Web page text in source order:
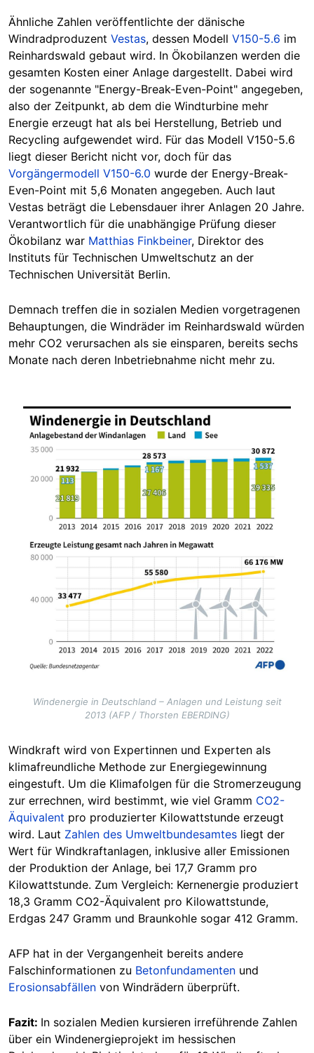
Ähnliche Zahlen veröffentlichte der dänische
Windradproduzent Vestas, dessen Modell V150-5.6 im
Reinhardswald gebaut wird. In Ökobilanzen werden die
gesamten Kosten einer Anlage dargestellt. Dabei wird
der sogenannte "Energy-Break-Even-Point" angegeben,
also der Zeitpunkt, ab dem die Windturbine mehr
Energie erzeugt hat als bei Herstellung, Betrieb und
Recycling aufgewendet wird. Für das Modell V150-5.6
liegt dieser Bericht nicht vor, doch für das
Vorgängermodell V150-6.0 wurde der Energy-Break-
Even-Point mit 5,6 Monaten angegeben. Auch laut
Vestas beträgt die Lebensdauer ihrer Anlagen 20 Jahre.
Verantwortlich für die unabhängige Prüfung dieser
Ökobilanz war Matthias Finkbeiner, Direktor des
Instituts für Technischen Umweltschutz an der
Technischen Universität Berlin.
Demnach treffen die in sozialen Medien vorgetragenen
Behauptungen, die Windräder im Reinhardswald würden
mehr CO2 verursachen als sie einsparen, bereits sechs
Monate nach deren Inbetriebnahme nicht mehr zu.
Image
Windenergie in Deutschland – Anlagen und Leistung seit
2013 (AFP / Thorsten EBERDING)
Windkraft wird von Expertinnen und Experten als
klimafreundliche Methode zur Energiegewinnung
eingestuft. Um die Klimafolgen für die Stromerzeugung
zur errechnen, wird bestimmt, wie viel Gramm CO2-
Äquivalent pro produzierter Kilowattstunde erzeugt
wird. Laut Zahlen des Umweltbundesamtes liegt der
Wert für Windkraftanlagen, inklusive aller Emissionen
der Produktion der Anlage, bei 17,7 Gramm pro
Kilowattstunde. Zum Vergleich: Kernenergie produziert
18,3 Gramm CO2-Äquivalent pro Kilowattstunde,
Erdgas 247 Gramm und Braunkohle sogar 412 Gramm.
AFP hat in der Vergangenheit bereits andere
Falschinformationen zu Betonfundamenten und
Erosionsabfällen von Windrädern überprüft.
Fazit: In sozialen Medien kursieren irreführende Zahlen
über ein Windenergieprojekt im hessischen